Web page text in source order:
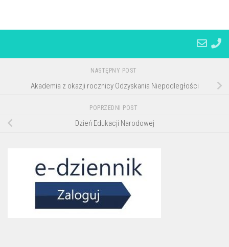
NASTĘPNY POST
Akademia z okazji rocznicy Odzyskania Niepodległości
POPRZEDNI POST
Dzień Edukacji Narodowej